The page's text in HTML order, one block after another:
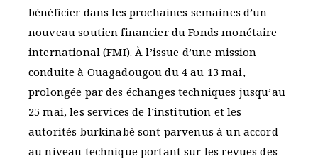
bénéficier dans les prochaines semaines d’un
nouveau soutien financier du Fonds monétaire
international (FMI). À l’issue d’une mission
conduite à Ouagadougou du 4 au 13 mai,
prolongée par des échanges techniques jusqu’au
25 mai, les services de l’institution et les
autorités burkinabè sont parvenus à un accord
au niveau technique portant sur les revues des